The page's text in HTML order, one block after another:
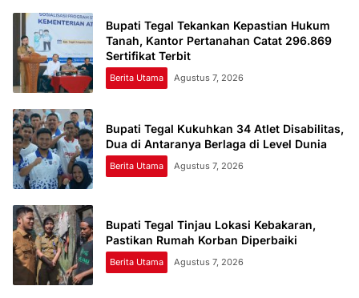
Bupati Tegal Tekankan Kepastian Hukum
Tanah, Kantor Pertanahan Catat 296.869
Sertifikat Terbit
Berita Utama Agustus 7, 2026
Bupati Tegal Kukuhkan 34 Atlet Disabilitas,
Dua di Antaranya Berlaga di Level Dunia
Berita Utama Agustus 7, 2026
Bupati Tegal Tinjau Lokasi Kebakaran,
Pastikan Rumah Korban Diperbaiki
Berita Utama Agustus 7, 2026